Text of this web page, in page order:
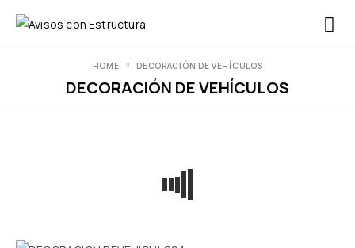
DECORACIÓN DE VEHÍCULOS
HOME DECORACIÓN DE VEHÍCULOS